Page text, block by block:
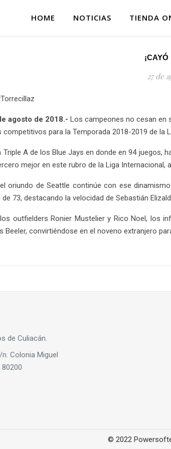
HOME NOTICIAS TIENDA
27 de
agosto de 2018.- Los campeones no cesan en
para la Temporada 2018-2019 de
A de los Blue Jays en donde en 94 juegos,
mejor en este rubro de la Liga
oriundo de Seattle continúe con ese
73, destacando la velocidad de Sebastián
outfielders Ronier Mustelier y Rico Noel, los
Beeler, convirtiéndose en el noveno extranjero
de Culiacán.
Colonia Miguel
80200
© 2022